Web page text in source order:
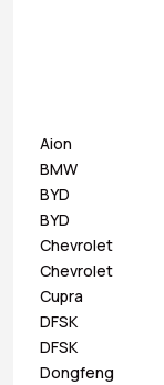
Aion
BMW
BYD
BYD
Chevrolet
Chevrolet
Cupra
DFSK
DFSK
Dongfeng